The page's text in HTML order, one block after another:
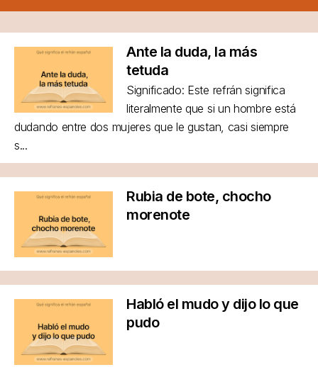
Ante la duda, la más
tetuda
Significado: Este refrán significa
literalmente que si un hombre está
dudando entre dos mujeres que le gustan, casi siempre
s...
Rubia de bote, chocho
morenote
Habló el mudo y dijo lo que
pudo